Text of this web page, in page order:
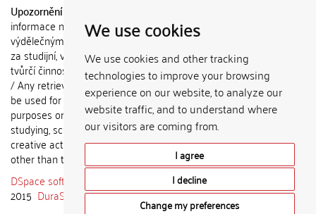
We use cookies
We use cookies and other tracking
technologies to improve your browsing
experience on our website, to analyze our
website traffic, and to understand where
our visitors are coming from.
I agree
I decline
Change my preferences
Upozornění / Notice:
informace nemohou být použity k
výdělečným účelům nebo vydávány
za studijní, vědeckou nebo jinou
tvůrčí činnost jiné osoby než autora.
/ Any retrieved information shall not
be used for any commercial
purposes or claimed as results of
studying, scientific or any other
creative activities of any person
other than the author.
DSpace software
2015 DuraSpace